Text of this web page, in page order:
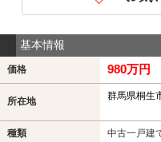
基本情報
価格 980万円
所在地 群馬県桐生
種類 中古一戸建